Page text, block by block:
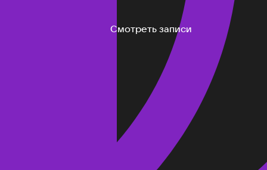
Смотреть записи